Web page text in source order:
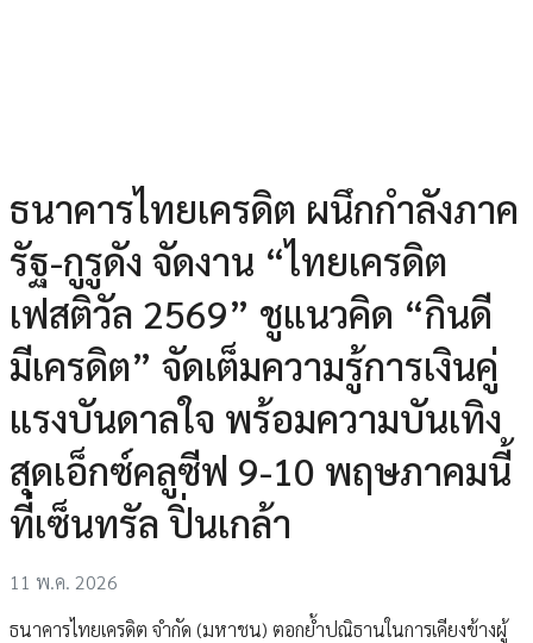
ธนาคารไทยเครดิต ผนึกกำลังภาค
รัฐ-กูรูดัง จัดงาน “ไทยเครดิต
เฟสติวัล 2569” ชูแนวคิด “กินดี
มีเครดิต” จัดเต็มความรู้การเงินคู่
แรงบันดาลใจ พร้อมความบันเทิง
สุดเอ็กซ์คลูซีฟ 9-10 พฤษภาคมนี้
ที่เซ็นทรัล ปิ่นเกล้า
11 พ.ค. 2026
ธนาคารไทยเครดิต จำกัด (มหาชน) ตอกย้ำปณิธานในการเคียงข้างผู้